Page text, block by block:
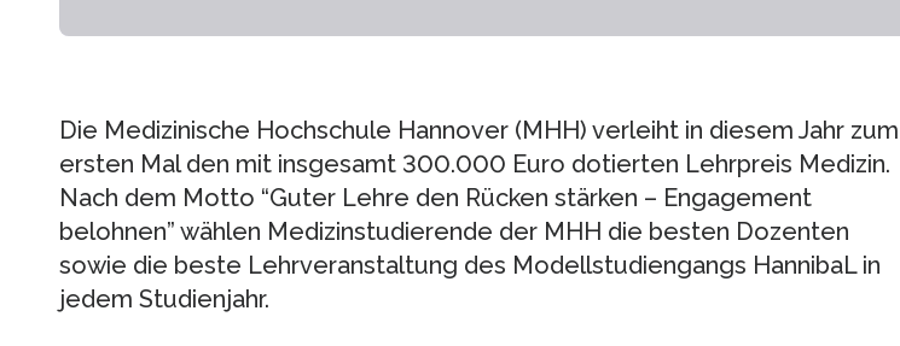
Die Medizinische Hochschule Hannover (MHH) verleiht in diesem Jahr zum
ersten Mal den mit insgesamt 300.000 Euro dotierten Lehrpreis Medizin.
Nach dem Motto “Guter Lehre den Rücken stärken – Engagement
belohnen” wählen Medizinstudierende der MHH die besten Dozenten
sowie die beste Lehrveranstaltung des Modellstudiengangs HannibaL in
jedem Studienjahr.